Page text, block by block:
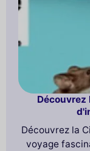
Découvrez
Découvrez la
voyage